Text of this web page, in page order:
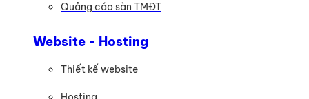
Quảng cáo sàn TMĐT
Website - Hosting
Thiết kế website